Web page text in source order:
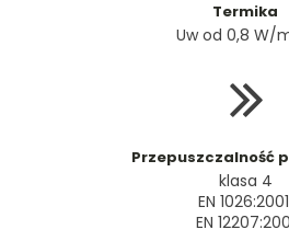
Termika
Uw od 0,8 W/
Przepuszczalność
klasa 4
EN 1026:2001
EN